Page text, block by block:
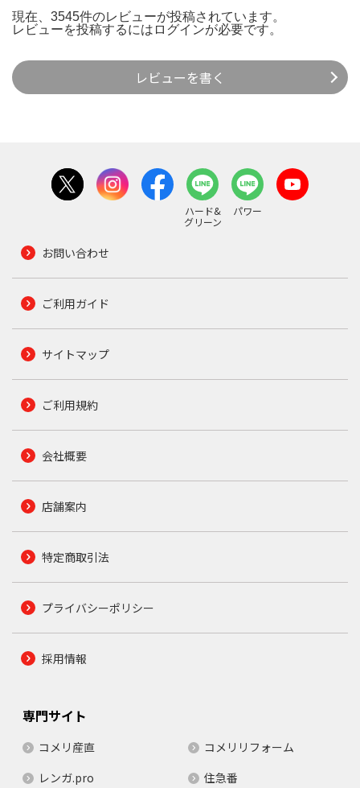
現在、3545件のレビューが投稿されています。
レビューを投稿するには ログインが必要です。
レビューを書く
ハード&
グリーン
パワー
お問い合わせ
ご利用ガイド
サイトマップ
ご利用規約
会社概要
店舗案内
特定商取引法
プライバシーポリシー
採用情報
専門サイト
コメリ産直
コメリリフォーム
レンガ.pro
住急番